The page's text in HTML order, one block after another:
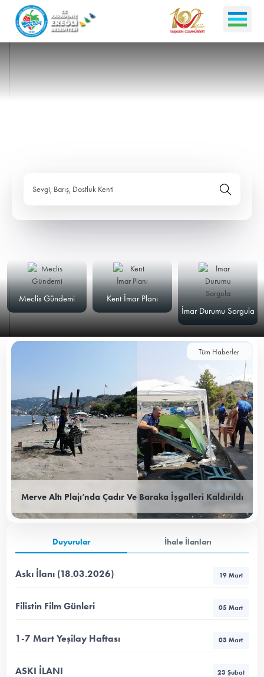
Sevgi, Barış, Dostluk Kenti
Meclis Gündemi
Kent İmar Planı
İmar Durumu Sorgula
Tüm Haberler
Merve Altı Plajı’nda Çadır Ve Baraka İşgalleri Kaldırıldı
Duyurular İhale İlanları
Askı İlanı (18.03.2026) 19 Mart
Filistin Film Günleri 05 Mart
1-7 Mart Yeşilay Haftası 03 Mart
ASKI İLANI 23 Şubat